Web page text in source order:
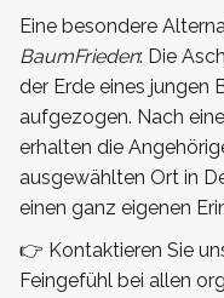
Eine besondere
BaumFrieden: Die
der Erde eines jungen
aufgezogen. Nach
erhalten die
ausgewählten Ort in
einen ganz eigenen
👉 Kontaktieren Sie
Feingefühl bei allen